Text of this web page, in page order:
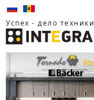
Успех - дело техники